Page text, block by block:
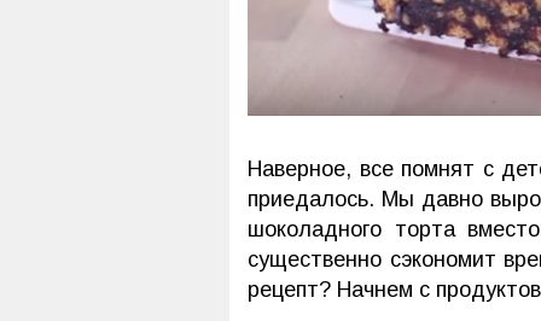
Наверное, все помнят с
приедалось. Мы давно
шоколадного торта
существенно сэкономит
рецепт? Начнем с